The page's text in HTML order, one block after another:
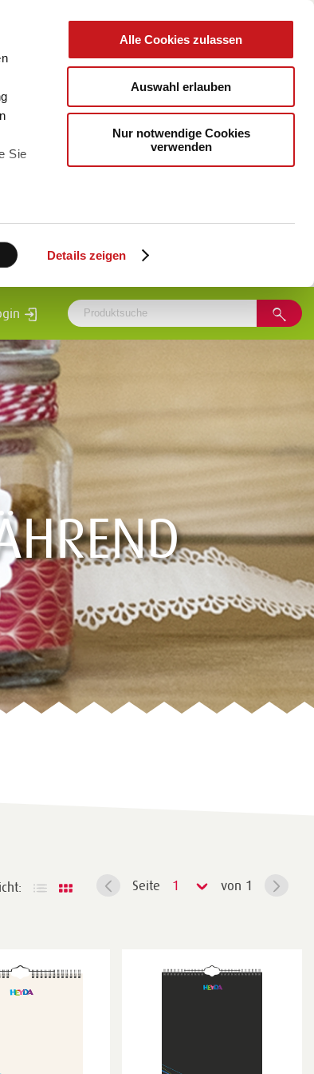
Sie
Details zeigen
Alle Cookies zulassen
Auswahl erlauben
Nur notwendige Cookies
verwenden
Seite 1 von 1